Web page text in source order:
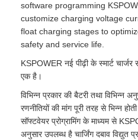
software programming
customize charging voltage
float charging stages to
safety and service life.
KSPOWER नई पीढ़ी के स्मार्ट
एक है।
विभिन्न प्रकार की बैटरी तथा विभिन्न
रणनीतियों की मांग पूरी तरह से भिन्न
सॉफ्टवेयर प्रोग्रामिंग के माध्यम से
अनुसार उपलब्ध है चार्जिंग दबाव विद्युत